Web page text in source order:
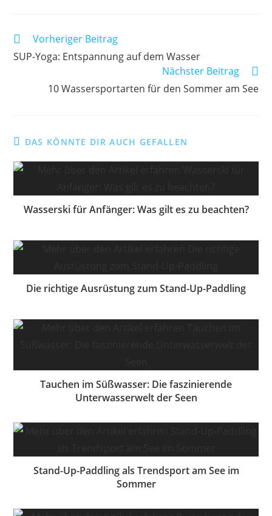
Weitere
ansehen
Vorheriger Beitrag
SUP-Yoga: Entspannung auf dem Wasser
Nächster Beitrag
10 Wassersportarten für den Sommer am See
DAS KÖNNTE DIR AUCH GEFALLEN
Wasserski für Anfänger: Was gilt es zu beachten?
Die richtige Ausrüstung zum Stand-Up-Paddling
Tauchen im Süßwasser: Die faszinierende
Unterwasserwelt der Seen
Stand-Up-Paddling als Trendsport am See im
Sommer